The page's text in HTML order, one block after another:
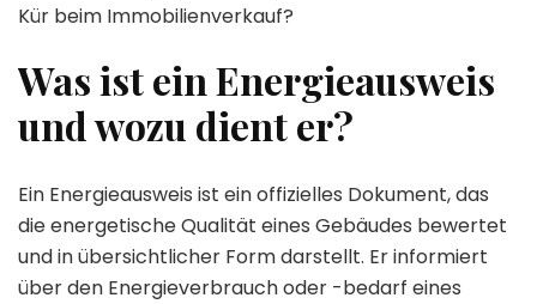
Kür beim Immobilienverkauf?
Was ist ein Energieausweis
und wozu dient er?
Ein Energieausweis ist ein offizielles Dokument, das
die energetische Qualität eines Gebäudes bewertet
und in übersichtlicher Form darstellt. Er informiert
über den Energieverbrauch oder -bedarf eines